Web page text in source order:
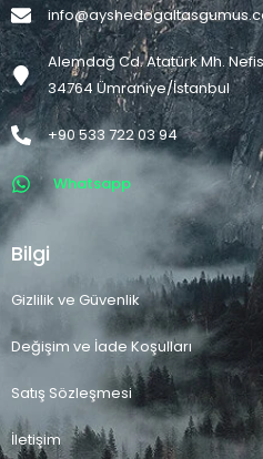
Alemdağ Cd. Atatürk Mh.
34764 Ümraniye/İstanbul
+90 533 722 03 94
Whatsapp
Bilgi
Gizlilik ve Güvenlik
Değişim ve İade Koşulları
Satış Sözleşmesi
İletişim